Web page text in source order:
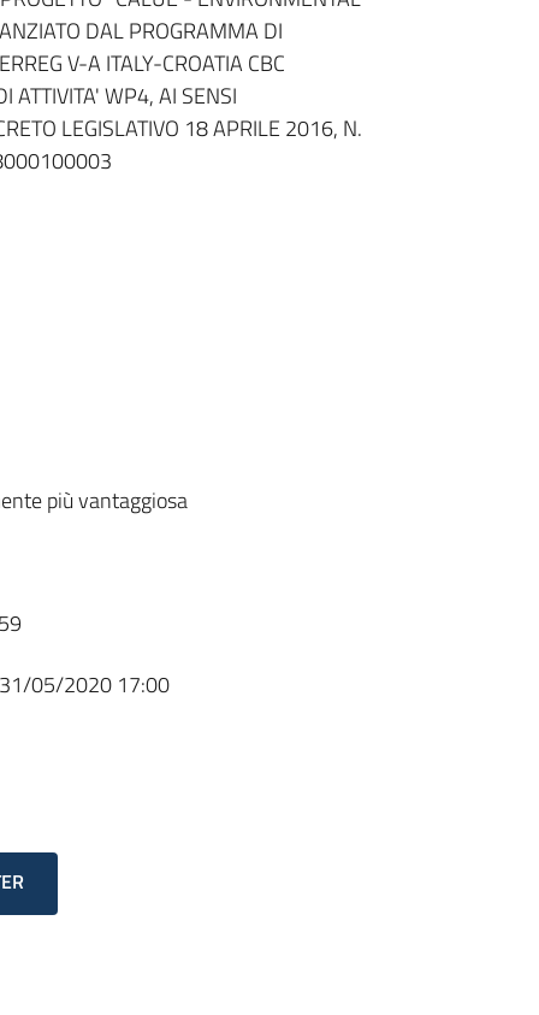
DAL PROGRAMMA DI
V-A ITALY-CROATIA CBC
ATTIVITA' WP4, AI SENSI
LEGISLATIVO 18 APRILE 2016, N.
più vantaggiosa
31/05/2020 17:00